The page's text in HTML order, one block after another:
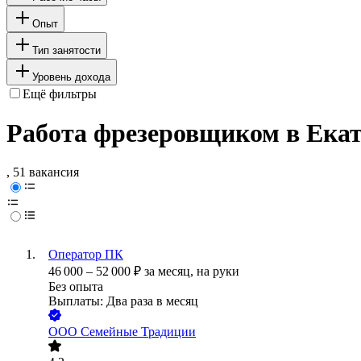
Опыт
Тип занятости
Уровень дохода
Ещё фильтры
Работа фрезеровщиком в
, 51 вакансия
Оператор ПК
46 000 – 52 000 ₽ за месяц, на руки
Без опыта
Выплаты: Два раза в месяц
ООО Семейные Традиции